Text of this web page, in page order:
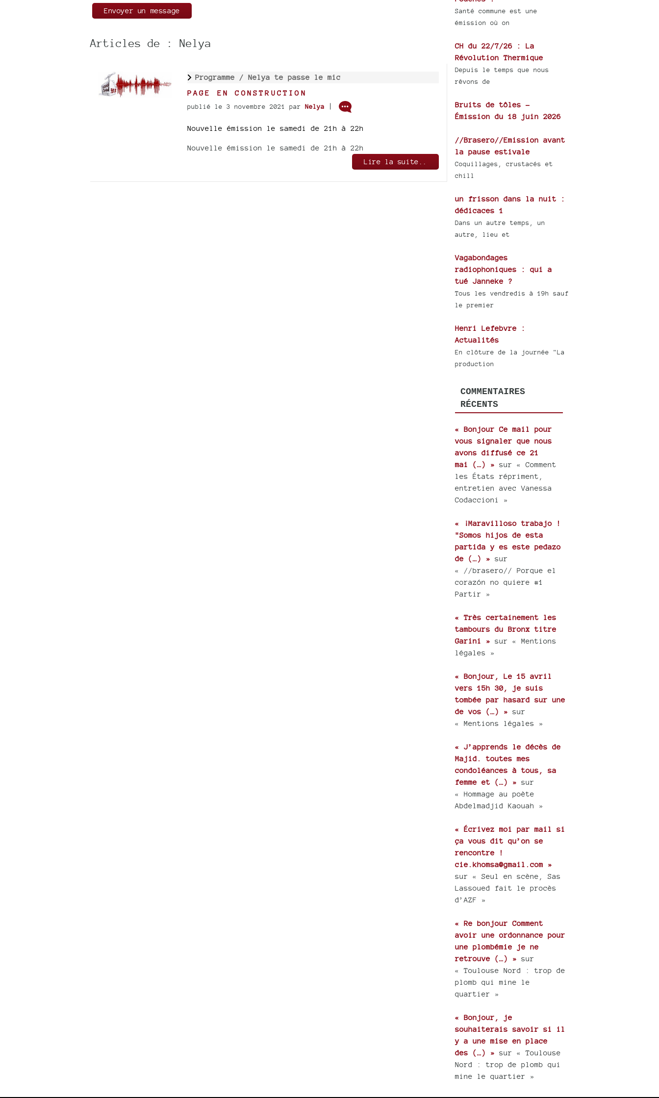
Articles de : Nelya
Programme / Nelya te passe le mic
PAGE EN CONSTRUCTION
publié le 3 novembre 2021 par Nelya |
Nouvelle émission le samedi de 21h à 22h
Nouvelle émission le samedi de 21h à 22h
Lire la suite..
Santé commune est une
émission où on
CH du 22/7/26 : La
Révolution Thermique
Depuis le temps que nous
rêvons de
Bruits de tôles -
Émission du 18 juin 2026
//Brasero//Emission avant
la pause estivale
Coquillages, crustacés et
chill
un frisson dans la nuit :
dédicaces 1
Dans un autre temps, un
autre, lieu et
Vagabondages
radiophoniques : qui a
tué Janneke ?
Tous les vendredis à 19h sauf
le premier
Henri Lefebvre :
Actualités
En clôture de la journée "La
production
COMMENTAIRES
RÉCENTS
« Bonjour Ce mail pour
vous signaler que nous
avons diffusé ce 21
mai (…) » sur « Comment
les États répriment,
entretien avec Vanessa
Codaccioni »
« ¡Maravilloso trabajo !
"Somos hijos de esta
partida y es este pedazo
de (…) » sur
« //brasero// Porque el
corazón no quiere #1
Partir »
« Très certainement les
tambours du Bronx titre
Garini » sur « Mentions
légales »
« Bonjour, Le 15 avril
vers 15h 30, je suis
tombée par hasard sur une
de vos (…) » sur
« Mentions légales »
« J’apprends le décès de
Majid. toutes mes
condoléances à tous, sa
femme et (…) » sur
« Hommage au poète
Abdelmadjid Kaouah »
« Écrivez moi par mail si
ça vous dit qu’on se
rencontre !
cie.khomsa@gmail.com »
sur « Seul en scène, Sas
Lassoued fait le procès
d’AZF »
« Re bonjour Comment
avoir une ordonnance pour
une plombémie je ne
retrouve (…) » sur
« Toulouse Nord : trop de
plomb qui mine le
quartier »
« Bonjour, je
souhaiterais savoir si il
y a une mise en place
des (…) » sur « Toulouse
Nord : trop de plomb qui
mine le quartier »